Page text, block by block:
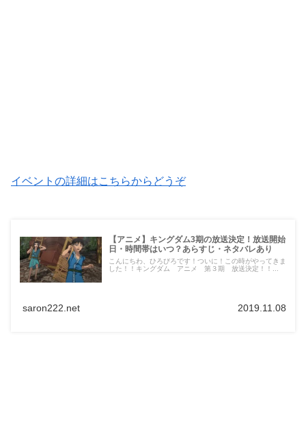
イベントの詳細はこちらからどうぞ
【アニメ】キングダム3期の放送決定！放送開始
日・時間帯はいつ？あらすじ・ネタバレあり
こんにちわ、ひろびろです！ついに！この時がやってきま
した！！キングダム アニメ 第３期 放送決定！！...
saron222.net 2019.11.08